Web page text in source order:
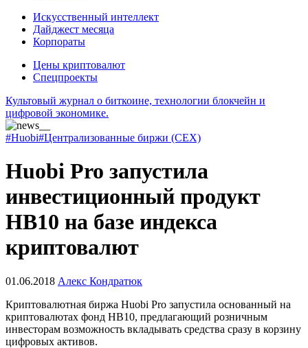
Искусственный интеллект
Дайджест месяца
Корпораты
Цены криптовалют
Спецпроекты
Культовый журнал о биткоине, технологии блокчейн и
цифровой экономике.
#Huobi#Централизованные биржи (CEX)
Huobi Pro запустила
инвестиционный продукт
HB10 на базе индекса
криптовалют
01.06.2018 Алекс Кондратюк
Криптовалютная биржа Huobi Pro запустила основанный на
криптовалютах фонд HB10, предлагающий розничным
инвесторам возможность вкладывать средства сразу в корзину
цифровых активов.